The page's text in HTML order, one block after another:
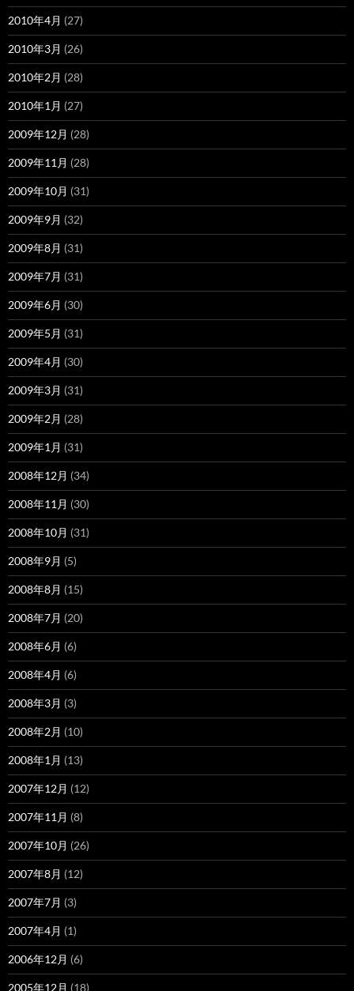
2010年4月 (27)
2010年3月 (26)
2010年2月 (28)
2010年1月 (27)
2009年12月 (28)
2009年11月 (28)
2009年10月 (31)
2009年9月 (32)
2009年8月 (31)
2009年7月 (31)
2009年6月 (30)
2009年5月 (31)
2009年4月 (30)
2009年3月 (31)
2009年2月 (28)
2009年1月 (31)
2008年12月 (34)
2008年11月 (30)
2008年10月 (31)
2008年9月 (5)
2008年8月 (15)
2008年7月 (20)
2008年6月 (6)
2008年4月 (6)
2008年3月 (3)
2008年2月 (10)
2008年1月 (13)
2007年12月 (12)
2007年11月 (8)
2007年10月 (26)
2007年8月 (12)
2007年7月 (3)
2007年4月 (1)
2006年12月 (6)
2005年12月 (18)